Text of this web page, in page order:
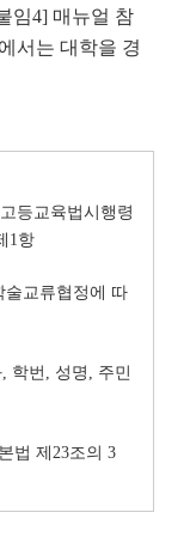
임4] 매뉴얼 참
서는 대학을 경
등교육법시행령
1항
교류협정에 따
학번, 성명, 주민
법 제23조의 3